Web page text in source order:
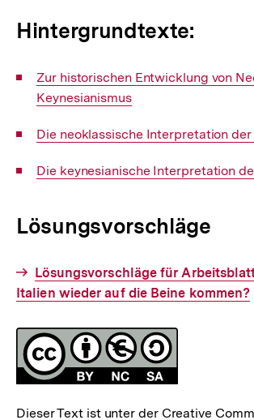
Hintergrundtexte:
Interner
Link:
Zur historischen Entwicklung von
Keynesianismus
Interner
Die neoklassische Interpretation der
Interner
Die keynesianische Interpretation
Lösungsvorschläge
Interner
Link:
Lösungsvorschläge für
Italien wieder auf die Beine kommen?
Fussnoten
Lizenz
Dieser Text ist unter der Creative